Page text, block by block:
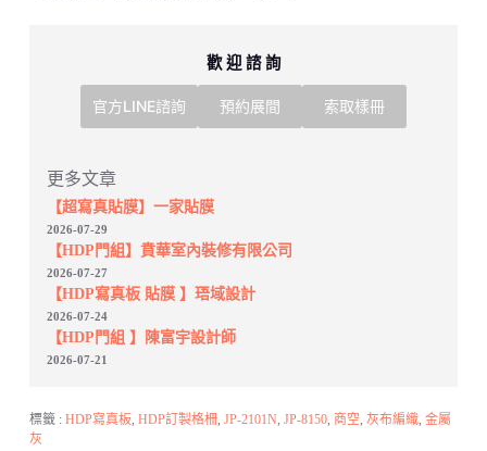
歡 迎 諮 詢
官方LINE諮詢 預約展間 索取樣冊
更多文章
【超寫真貼膜】一家貼膜
2026-07-29
【HDP門組】賁華室內裝修有限公司
2026-07-27
【HDP寫真板 貼膜 】珸域設計
2026-07-24
【HDP門組 】陳富宇設計師
2026-07-21
標籤 : HDP寫真板, HDP訂製格柵, JP-2101N, JP-8150, 商空, 灰布編織, 金屬
灰